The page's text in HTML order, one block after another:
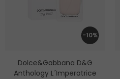
-10%
Dolce&Gabbana D&G
Anthology L´Imperatrice